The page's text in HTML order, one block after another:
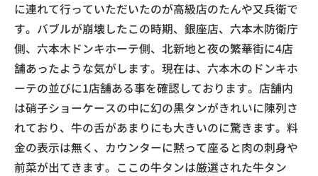
に連れて行っていただいたのが高級店のたんや又兵衛で
す。バブルが崩壊したこの時期、銀座店、六本木防衛庁
側、六本木ドンキホーテ側、北新地と夜の繁華街に4店
舗あったような気がします。現在は、六本木のドンキホ
ーテの並びに1店舗ある事を確認しております。店舗内
は硝子ショーケースの中に幻の黒タンがきれいに陳列さ
れており、牛の舌があまりにも大きいのに驚きます。料
金の表示は無く、カウンターに黙って座ると肉の刺身や
前菜が出てきます。ここの牛タンは厳選された牛タン